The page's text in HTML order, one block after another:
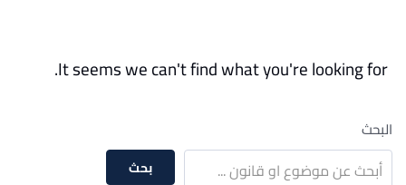
It seems we can't find what you're looking for.
البحث
بحث